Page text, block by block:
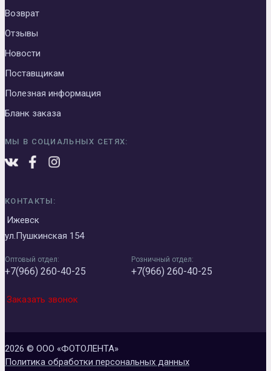
Возврат
Отзывы
Новости
Поставщикам
Полезная информация
Бланк заказа
МЫ В СОЦИАЛЬНЫХ СЕТЯХ:
КОНТАКТЫ:
Ижевск
ул.Пушкинская 154
Оптовый отдел:
+7(966) 260-40-25
Розничный отдел:
+7(966) 260-40-25
Заказать звонок
2026 © ООО «ФОТОЛЕНТА»
Политика обработки персональных данных